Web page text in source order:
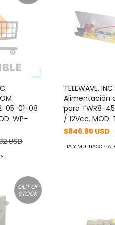
05-01-08
WP-
USD
TELEWAVE,
Alimentación
para TWR8-
/ 12Vcc. MOD:
$846.85 USD
TTA Y
OUT OF
STOCK